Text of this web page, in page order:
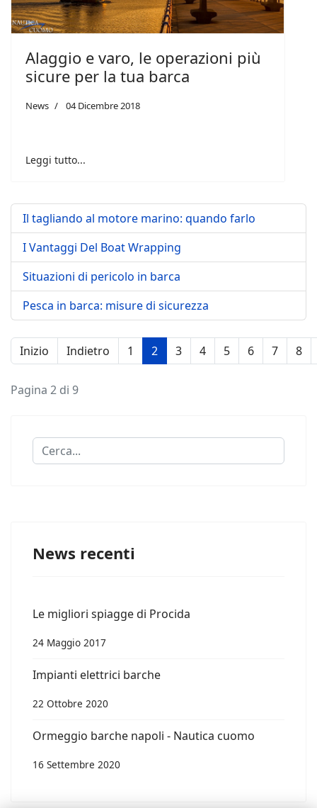
Alaggio e varo, le operazioni più
sicure per la tua barca
News 04 Dicembre 2018
Leggi tutto...
Il tagliando al motore marino: quando farlo
I Vantaggi Del Boat Wrapping
Situazioni di pericolo in barca
Pesca in barca: misure di sicurezza
Inizio Indietro 1 2 3 4 5 6 7 8
Pagina 2 di 9
Cerca...
News recenti
Le migliori spiagge di Procida
24 Maggio 2017
Impianti elettrici barche
22 Ottobre 2020
Ormeggio barche napoli - Nautica cuomo
16 Settembre 2020